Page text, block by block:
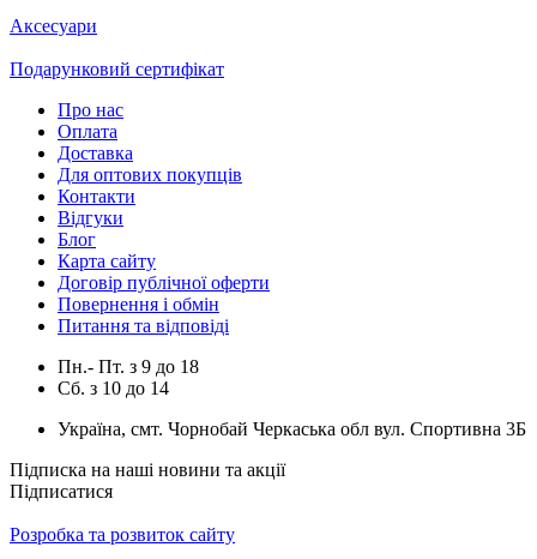
Аксесуари
Подарунковий сертифікат
Про нас
Оплата
Доставка
Для оптових покупців
Контакти
Відгуки
Блог
Карта сайту
Договір публічної оферти
Повернення і обмін
Питання та відповіді
Пн.- Пт. з 9 до 18
Сб. з 10 до 14
Україна, смт. Чорнобай Черкаська обл вул. Спортивна 3Б
Підписка на наші новини та акції
Підписатися
Розробка та розвиток сайту